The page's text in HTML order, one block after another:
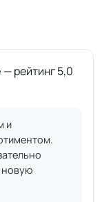
— рейтинг 5,0
и
новую